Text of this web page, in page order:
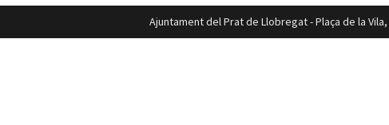
Música|Pàrquing de l'estació|
Ajuntament del Prat de Llobregat - Plaça de la Vila,